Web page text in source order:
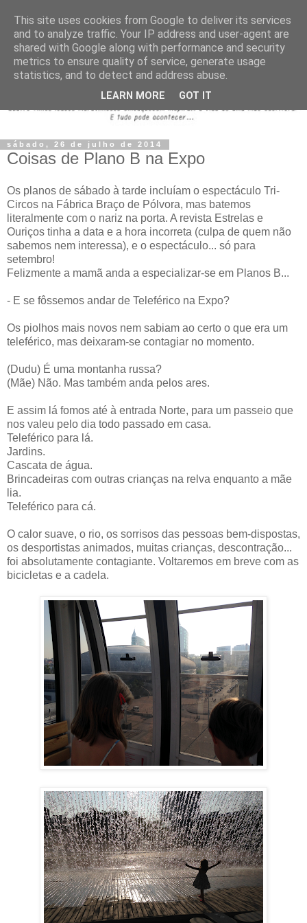
sábado, 26 de julho de 2014
Coisas de Plano B na Expo
Os planos de sábado à tarde incluíam o espectáculo Tri-
Circos na Fábrica Braço de Pólvora, mas batemos
literalmente com o nariz na porta. A revista Estrelas e
Ouriços tinha a data e a hora incorreta (culpa de quem não
sabemos nem interessa), e o espectáculo... só para
setembro!
Felizmente a mamã anda a especializar-se em Planos B...
- E se fôssemos andar de Teleférico na Expo?
Os piolhos mais novos nem sabiam ao certo o que era um
teleférico, mas deixaram-se contagiar no momento.
(Dudu) É uma montanha russa?
(Mãe) Não. Mas também anda pelos ares.
E assim lá fomos até à entrada Norte, para um passeio que
nos valeu pelo dia todo passado em casa.
Teleférico para lá.
Jardins.
Cascata de água.
Brincadeiras com outras crianças na relva enquanto a mãe
lia.
Teleférico para cá.
O calor suave, o rio, os sorrisos das pessoas bem-dispostas,
os desportistas animados, muitas crianças, descontração...
foi absolutamente contagiante. Voltaremos em breve com as
bicicletas e a cadela.
This site uses cookies from Google to deliver its services
and to analyze traffic. Your IP address and user-agent are
shared with Google along with performance and security
metrics to ensure quality of service, generate usage
statistics, and to detect and address abuse.
LEARN MORE GOT IT